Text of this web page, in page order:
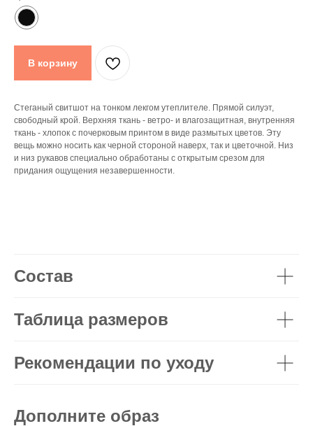
В корзину
Стеганый свитшот на тонком лекгом утеплителе. Прямой силуэт,
свободный крой. Верхняя ткань - ветро- и влагозащитная, внутренняя
ткань - хлопок с почерковым принтом в виде размытых цветов. Эту
вещь можно носить как черной стороной наверх, так и цветочной. Низ
и низ рукавов специально обработаны с открытым срезом для
придания ощущения незавершенности.
Состав
Таблица размеров
Рекомендации по уходу
Дополните образ